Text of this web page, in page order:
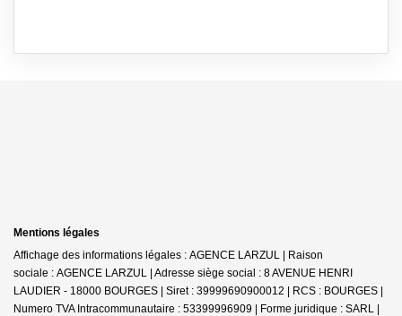
Mentions légales
Affichage des informations légales : AGENCE LARZUL | Raison
sociale : AGENCE LARZUL | Adresse siège social : 8 AVENUE HENRI
LAUDIER - 18000 BOURGES | Siret : 39999690900012 | RCS : BOURGES |
Numero TVA Intracommunautaire : 53399996909 | Forme juridique : SARL |